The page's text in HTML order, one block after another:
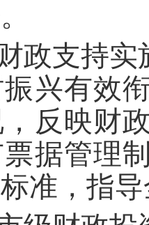
政支持
兴有效
反映财
据管理
准，指